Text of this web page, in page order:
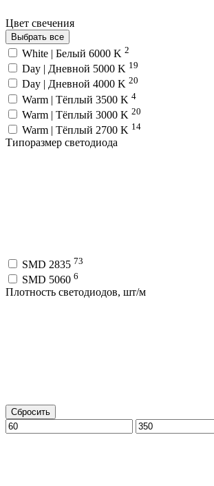
Цвет свечения
Выбрать все
White | Белый 6000 K 2
Day | Дневной 5000 K 19
Day | Дневной 4000 K 20
Warm | Тёплый 3500 K 4
Warm | Тёплый 3000 K 20
Warm | Тёплый 2700 K 14
Типоразмер светодиода
SMD 2835 73
SMD 5060 6
Плотность светодиодов, шт/м
Сбросить